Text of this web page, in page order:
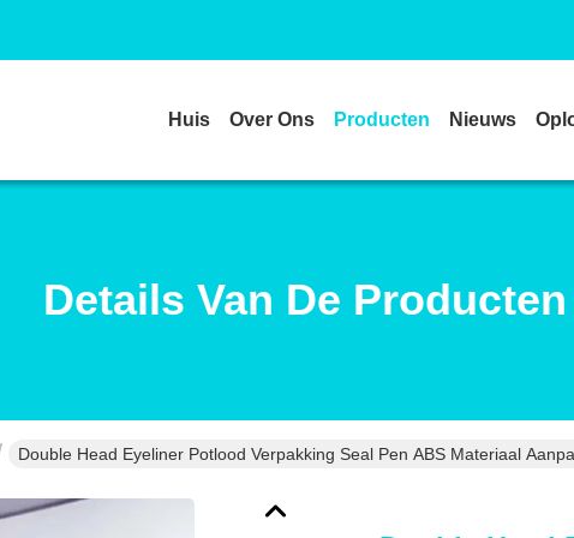
Huis Over Ons Producten Nieuws
Details Van De Producten
Double Head Eyeliner Potlood Verpakking Seal Pen ABS Materiaal